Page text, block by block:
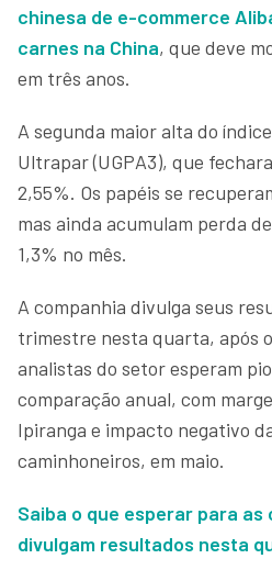
chinesa de e-commerce
carnes na China, que deve
em três anos.
A segunda maior alta do
Ultrapar (UGPA3), que
2,55%. Os papéis se
mas ainda acumulam perda
1,3% no mês.
A companhia divulga seus
trimestre nesta quarta, após
analistas do setor esperam
comparação anual, com
Ipiranga e impacto negativo
caminhoneiros, em maio.
Saiba o que esperar para as
divulgam resultados nesta